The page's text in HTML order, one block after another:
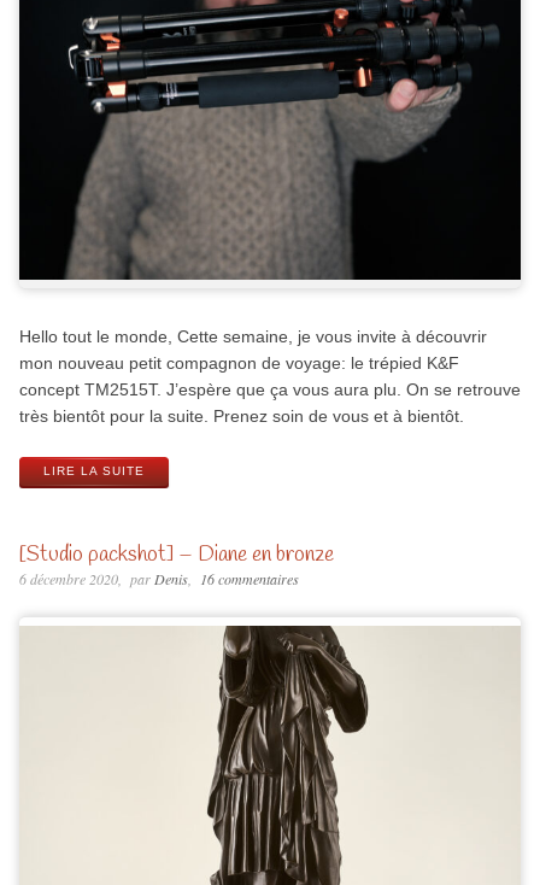
Hello tout le monde, Cette semaine, je vous invite à découvrir
mon nouveau petit compagnon de voyage: le trépied K&F
concept TM2515T. J’espère que ça vous aura plu. On se retrouve
très bientôt pour la suite. Prenez soin de vous et à bientôt.
LIRE LA SUITE
[Studio packshot] – Diane en bronze
6 décembre 2020 parDenis 16 commentaires